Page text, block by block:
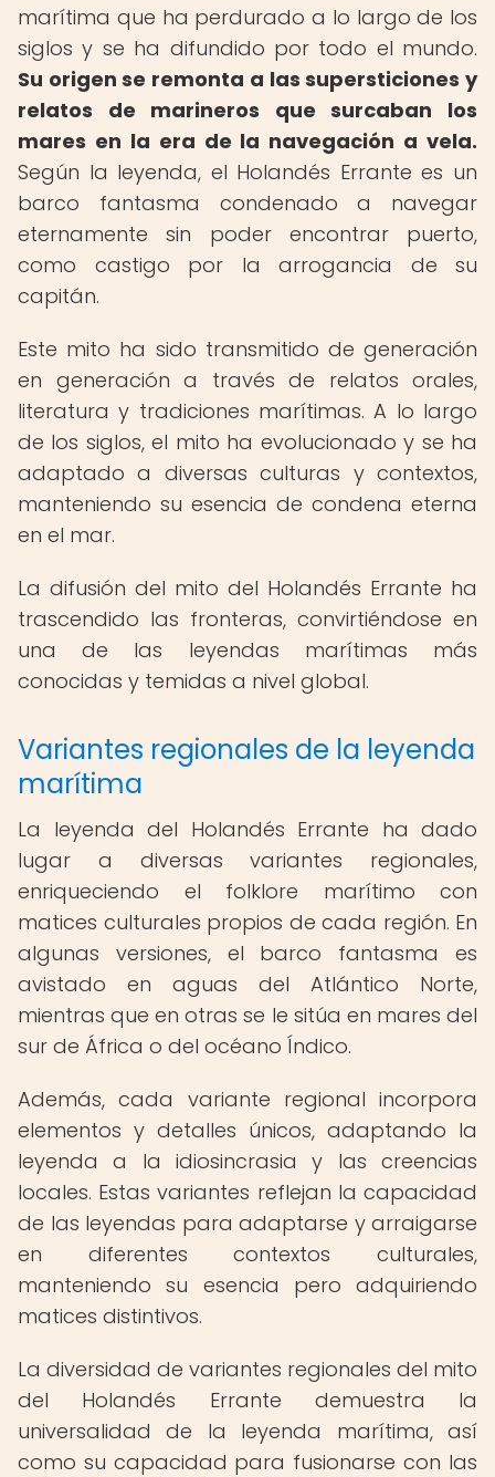
marítima que ha perdurado a lo largo de los
siglos y se ha difundido por todo el mundo.
Su origen se remonta a las supersticiones y
relatos de marineros que surcaban los
mares en la era de la navegación a vela.
Según la leyenda, el Holandés Errante es un
barco fantasma condenado a navegar
eternamente sin poder encontrar puerto,
como castigo por la arrogancia de su
capitán.
Este mito ha sido transmitido de generación
en generación a través de relatos orales,
literatura y tradiciones marítimas. A lo largo
de los siglos, el mito ha evolucionado y se ha
adaptado a diversas culturas y contextos,
manteniendo su esencia de condena eterna
en el mar.
La difusión del mito del Holandés Errante ha
trascendido las fronteras, convirtiéndose en
una de las leyendas marítimas más
conocidas y temidas a nivel global.
Variantes regionales de la leyenda
marítima
La leyenda del Holandés Errante ha dado
lugar a diversas variantes regionales,
enriqueciendo el folklore marítimo con
matices culturales propios de cada región. En
algunas versiones, el barco fantasma es
avistado en aguas del Atlántico Norte,
mientras que en otras se le sitúa en mares del
sur de África o del océano Índico.
Además, cada variante regional incorpora
elementos y detalles únicos, adaptando la
leyenda a la idiosincrasia y las creencias
locales. Estas variantes reflejan la capacidad
de las leyendas para adaptarse y arraigarse
en diferentes contextos culturales,
manteniendo su esencia pero adquiriendo
matices distintivos.
La diversidad de variantes regionales del mito
del Holandés Errante demuestra la
universalidad de la leyenda marítima, así
como su capacidad para fusionarse con las